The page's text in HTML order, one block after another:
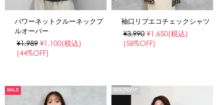
パワーネットクルーネックプ
ルオーバー
¥1,989 ¥1,100(税込)
(44%OFF)
袖口リブエコチェックシャツ
¥3,990 ¥1,650(税込)
(58%OFF)
SALE SOLDOUT